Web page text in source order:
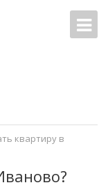
квартиру в